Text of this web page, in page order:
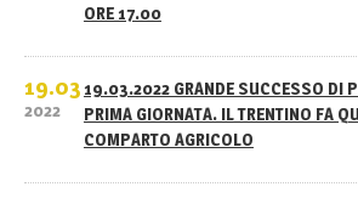
ORE 17.00
19.03
2022
19.03.2022 GRANDE SUCCESSO DI
PRIMA GIORNATA. IL TRENTINO FA
COMPARTO AGRICOLO